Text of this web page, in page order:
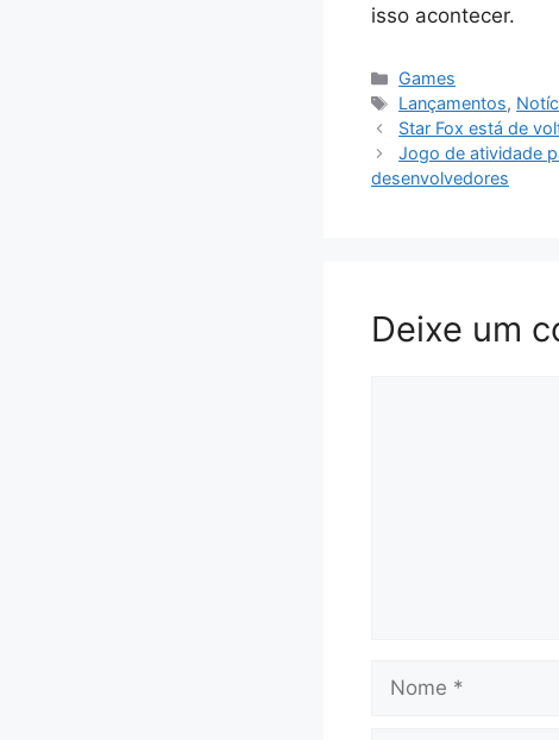
isso acontecer.
Categorias
Games
Tags
Lançamentos,
Star Fox está de
Jogo de atividade
desenvolvedores
Deixe um
Nome